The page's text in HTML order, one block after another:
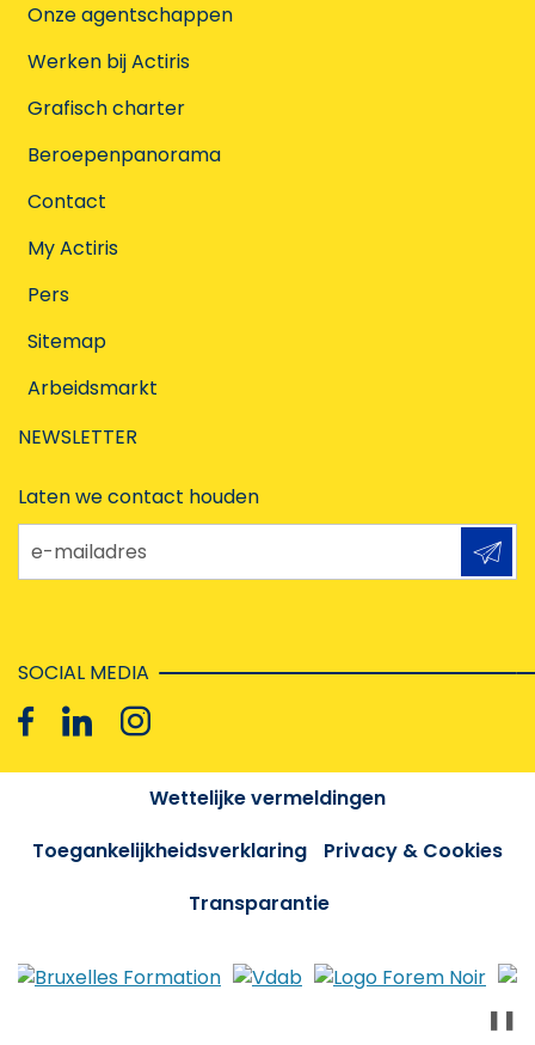
Onze agentschappen
Werken bij Actiris
Grafisch charter
Beroepenpanorama
Contact
My Actiris
Pers
Sitemap
Arbeidsmarkt
NEWSLETTER
Laten we contact houden
e-mailadres
SOCIAL MEDIA
Wettelijke vermeldingen
Toegankelijkheidsverklaring
Privacy & Cookies
Transparantie
❚❚